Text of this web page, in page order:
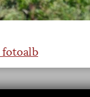
fotoalb